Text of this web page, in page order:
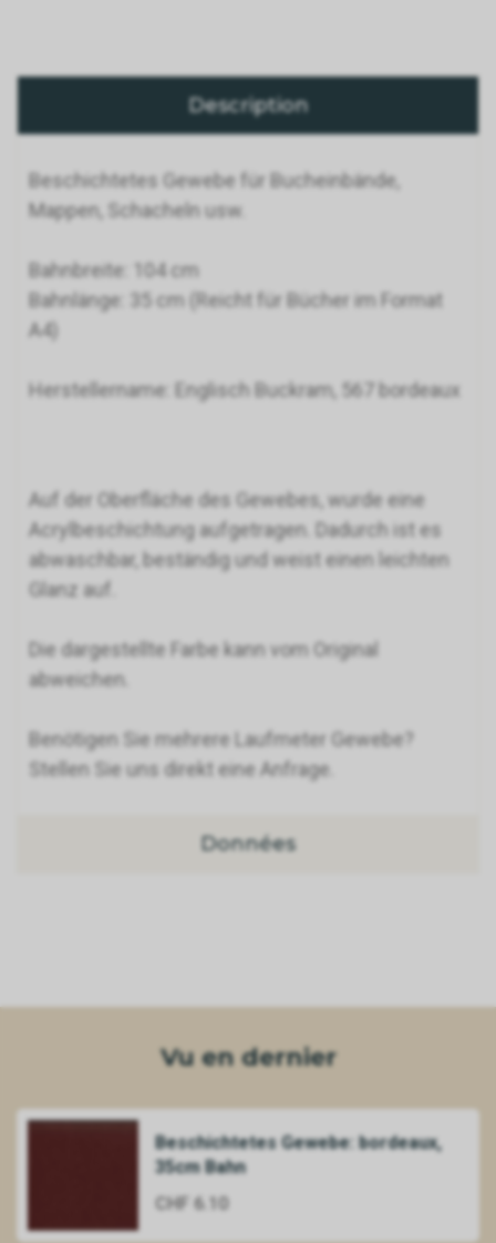
Description
Beschichtetes Gewebe für Bucheinbände,
Mappen, Schacheln usw.
Bahnbreite: 104 cm
Bahnlänge: 35 cm (Reicht für Bücher im Format
A4)
Herstellername: Englisch Buckram, 567 bordeaux
Auf der Oberfläche des Gewebes, wurde eine
Acrylbeschichtung aufgetragen. Dadurch ist es
abwaschbar, beständig und weist einen leichten
Glanz auf.
Die dargestellte Farbe kann vom Original
abweichen.
Benötigen Sie mehrere Laufmeter Gewebe?
Stellen Sie uns direkt eine Anfrage.
Données
Vu en dernier
Beschichtetes Gewebe: bordeaux,
35cm Bahn
CHF 6.10